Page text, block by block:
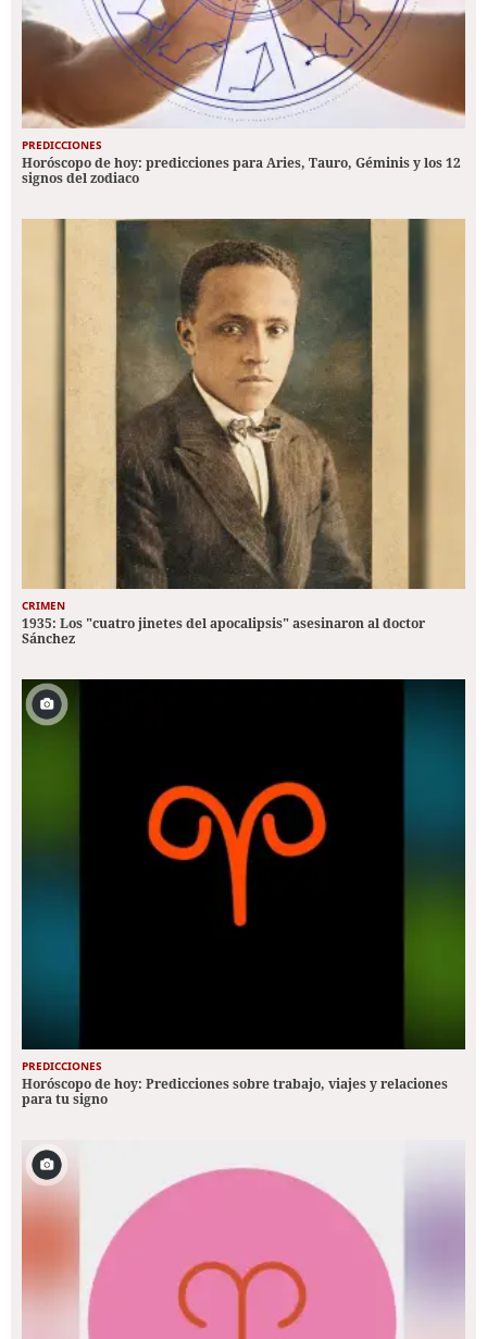
PREDICCIONES
Horóscopo de hoy: predicciones para Aries, Tauro, Géminis y los 12
signos del zodiaco
CRIMEN
1935: Los "cuatro jinetes del apocalipsis" asesinaron al doctor
Sánchez
PREDICCIONES
Horóscopo de hoy: Predicciones sobre trabajo, viajes y relaciones
para tu signo